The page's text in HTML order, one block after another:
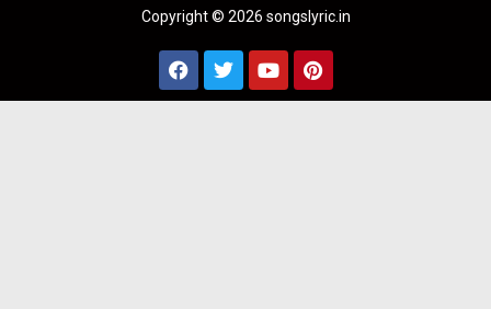
Copyright © 2026 songslyric.in